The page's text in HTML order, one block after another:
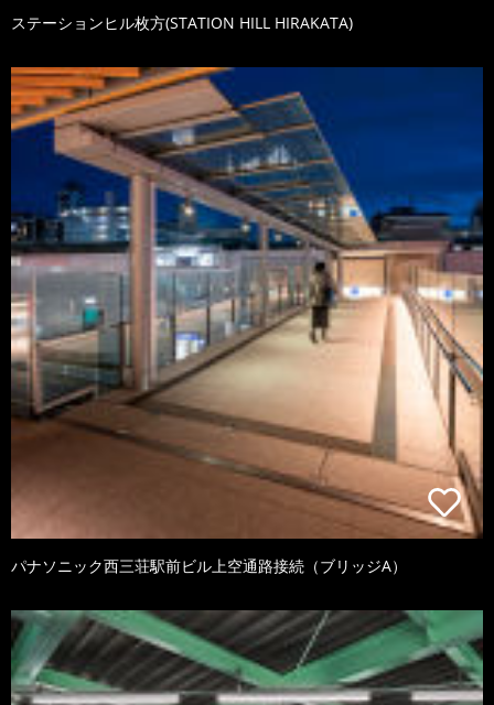
ステーションヒル枚方(STATION HILL HIRAKATA)
パナソニック西三荘駅前ビル上空通路接続（ブリッジA）